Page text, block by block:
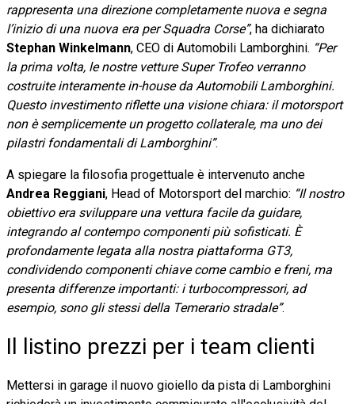
rappresenta una direzione completamente nuova e segna
l’inizio di una nuova era per Squadra Corse”, ha dichiarato
Stephan Winkelmann, CEO di Automobili Lamborghini. “Per
la prima volta, le nostre vetture Super Trofeo verranno
costruite interamente in-house da Automobili Lamborghini.
Questo investimento riflette una visione chiara: il motorsport
non è semplicemente un progetto collaterale, ma uno dei
pilastri fondamentali di Lamborghini”.
A spiegare la filosofia progettuale è intervenuto anche
Andrea Reggiani, Head of Motorsport del marchio: “Il nostro
obiettivo era sviluppare una vettura facile da guidare,
integrando al contempo componenti più sofisticati. È
profondamente legata alla nostra piattaforma GT3,
condividendo componenti chiave come cambio e freni, ma
presenta differenze importanti: i turbocompressori, ad
esempio, sono gli stessi della Temerario stradale”.
Il listino prezzi per i team clienti
Mettersi in garage il nuovo gioiello da pista di Lamborghini